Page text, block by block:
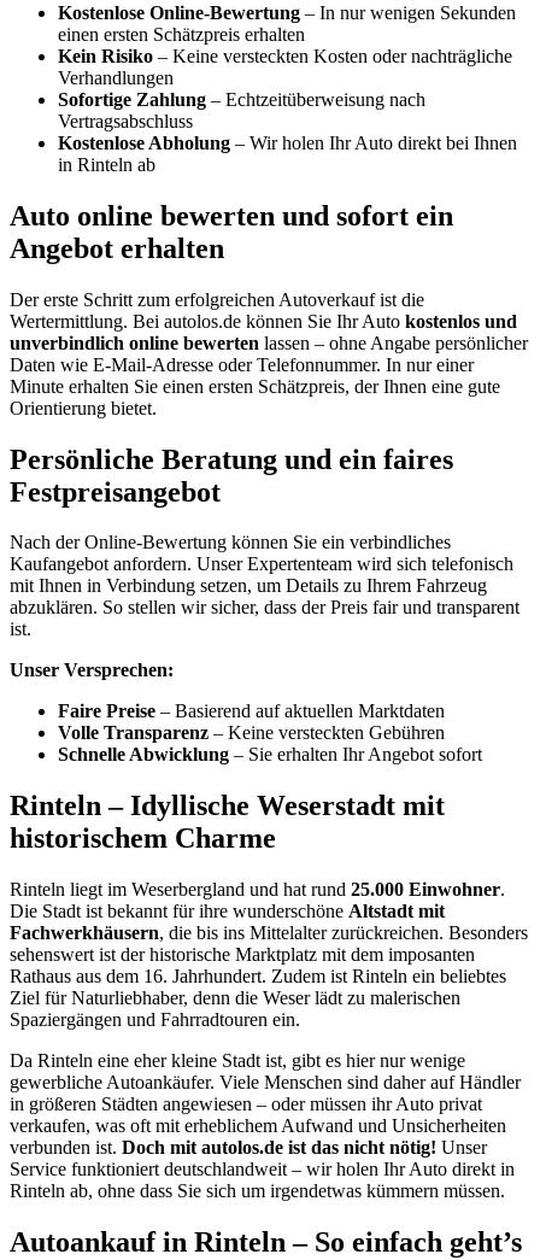
Kostenlose Online-Bewertung – In nur wenigen Sekunden
einen ersten Schätzpreis erhalten
Kein Risiko – Keine versteckten Kosten oder nachträgliche
Verhandlungen
Sofortige Zahlung – Echtzeitüberweisung nach
Vertragsabschluss
Kostenlose Abholung – Wir holen Ihr Auto direkt bei Ihnen
in Rinteln ab
Auto online bewerten und sofort ein
Angebot erhalten
Der erste Schritt zum erfolgreichen Autoverkauf ist die
Wertermittlung. Bei autolos.de können Sie Ihr Auto kostenlos und
unverbindlich online bewerten lassen – ohne Angabe persönlicher
Daten wie E-Mail-Adresse oder Telefonnummer. In nur einer
Minute erhalten Sie einen ersten Schätzpreis, der Ihnen eine gute
Orientierung bietet.
Persönliche Beratung und ein faires
Festpreisangebot
Nach der Online-Bewertung können Sie ein verbindliches
Kaufangebot anfordern. Unser Expertenteam wird sich telefonisch
mit Ihnen in Verbindung setzen, um Details zu Ihrem Fahrzeug
abzuklären. So stellen wir sicher, dass der Preis fair und transparent
ist.
Unser Versprechen:
Faire Preise – Basierend auf aktuellen Marktdaten
Volle Transparenz – Keine versteckten Gebühren
Schnelle Abwicklung – Sie erhalten Ihr Angebot sofort
Rinteln – Idyllische Weserstadt mit
historischem Charme
Rinteln liegt im Weserbergland und hat rund 25.000 Einwohner.
Die Stadt ist bekannt für ihre wunderschöne Altstadt mit
Fachwerkhäusern, die bis ins Mittelalter zurückreichen. Besonders
sehenswert ist der historische Marktplatz mit dem imposanten
Rathaus aus dem 16. Jahrhundert. Zudem ist Rinteln ein beliebtes
Ziel für Naturliebhaber, denn die Weser lädt zu malerischen
Spaziergängen und Fahrradtouren ein.
Da Rinteln eine eher kleine Stadt ist, gibt es hier nur wenige
gewerbliche Autoankäufer. Viele Menschen sind daher auf Händler
in größeren Städten angewiesen – oder müssen ihr Auto privat
verkaufen, was oft mit erheblichem Aufwand und Unsicherheiten
verbunden ist. Doch mit autolos.de ist das nicht nötig! Unser
Service funktioniert deutschlandweit – wir holen Ihr Auto direkt in
Rinteln ab, ohne dass Sie sich um irgendetwas kümmern müssen.
Autoankauf in Rinteln – So einfach geht’s